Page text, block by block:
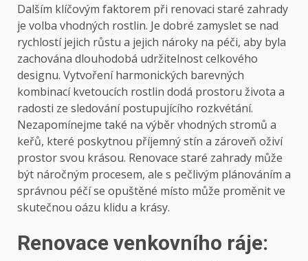
Dalším klíčovým faktorem při renovaci staré zahrady
je volba vhodných rostlin. Je dobré zamyslet se nad
rychlostí jejich růstu a jejich nároky na péči, aby byla
zachována dlouhodobá udržitelnost celkového
designu. Vytvoření harmonických barevných
kombinací kvetoucích rostlin dodá prostoru života a
radosti ze sledování postupujícího rozkvétání.
Nezapomínejme také na výběr vhodných stromů a
keřů, které poskytnou příjemný stín a zároveň oživí
prostor svou krásou. Renovace staré zahrady může
být náročným procesem, ale s pečlivým plánováním a
správnou péčí se opuštěné místo může proměnit ve
skutečnou oázu klidu a krásy.
Renovace venkovního ráje: